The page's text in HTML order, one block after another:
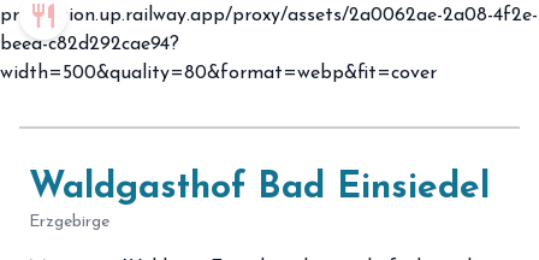
restaurant
Waldgasthof Bad Einsiedel
Erzgebirge